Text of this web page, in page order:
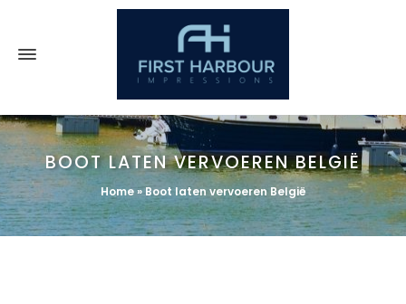
BOOT LATEN VERVOEREN BELGIË
Home»Boot laten vervoeren België